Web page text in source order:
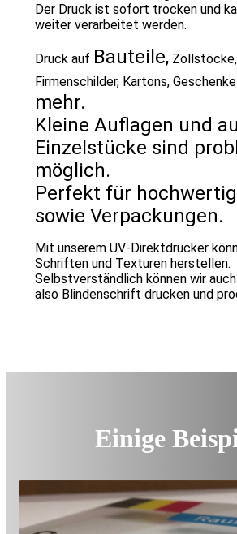
Der Druck ist sofort trocken und
weiter verarbeitet werden.
Druck auf Bauteile,
Firmenschilder, Kartons, Geschenke
mehr.
Kleine Auflagen und
Einzelstücke sind
möglich.
Perfekt für
sowie Verpackungen.
Mit unserem UV-Direktdrucker
Schriften und Texturen herstellen.
Selbstverständlich können wir
also Blindenschrift drucken und
Einige